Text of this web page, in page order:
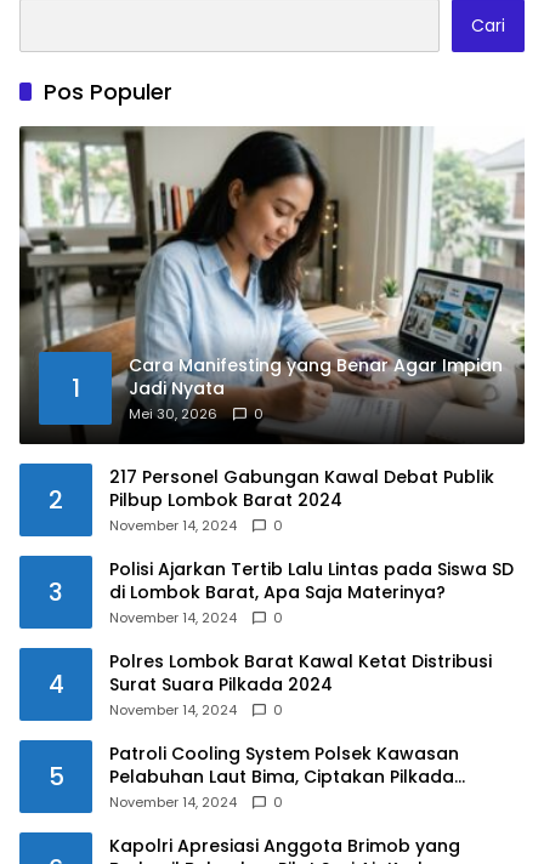
Cari
Pos Populer
1
Cara Manifesting yang Benar Agar Impian
Jadi Nyata
Mei 30, 2026 0
2
217 Personel Gabungan Kawal Debat Publik
Pilbup Lombok Barat 2024
November 14, 2024 0
3
Polisi Ajarkan Tertib Lalu Lintas pada Siswa SD
di Lombok Barat, Apa Saja Materinya?
November 14, 2024 0
4
Polres Lombok Barat Kawal Ketat Distribusi
Surat Suara Pilkada 2024
November 14, 2024 0
5
Patroli Cooling System Polsek Kawasan
Pelabuhan Laut Bima, Ciptakan Pilkada
Serentak 2024 yang Aman dan Damai
November 14, 2024 0
Kapolri Apresiasi Anggota Brimob yang